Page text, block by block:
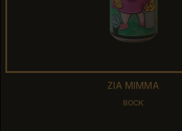
ZIA MIMMA
ZIA MIMMA
BOCK